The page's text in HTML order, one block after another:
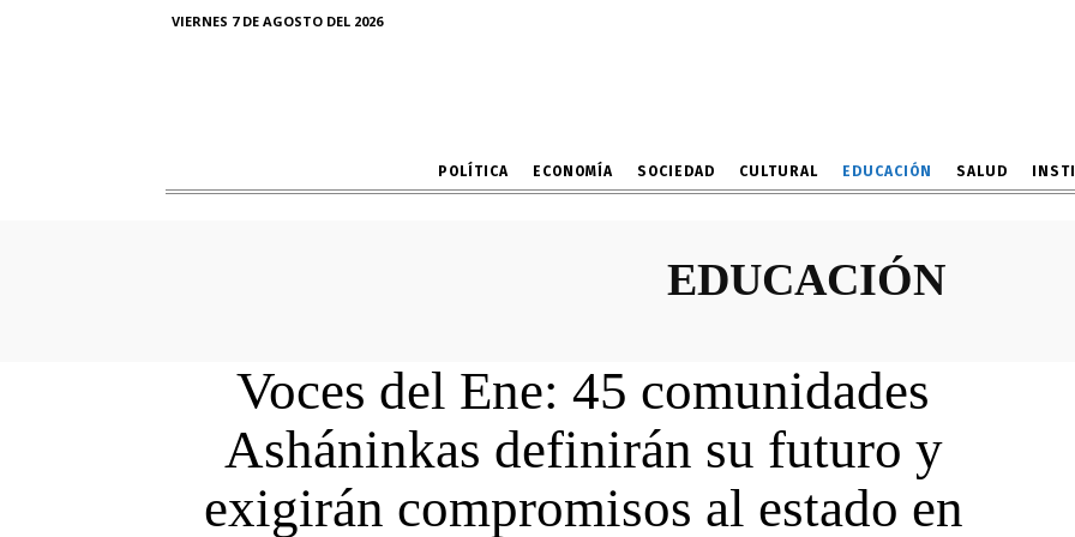
VIERNES 7 DE AGOSTO DEL 2026
POLÍTICA ECONOMÍA SOCIEDAD CULTURAL EDUCACIÓN SALUD
EDUCACIÓN
Voces del Ene: 45 comunidades
Asháninkas definirán su futuro y
exigirán compromisos al estado en